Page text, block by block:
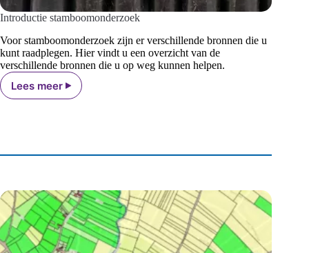
Introductie stamboomonderzoek
Voor stamboomonderzoek zijn er verschillende bronnen die u
kunt raadplegen. Hier vindt u een overzicht van de
verschillende bronnen die u op weg kunnen helpen.
Lees meerIntroductie